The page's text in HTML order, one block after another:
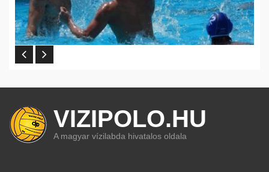
VIZIPOLO.HU
A magyar vízilabda hivatalos oldala